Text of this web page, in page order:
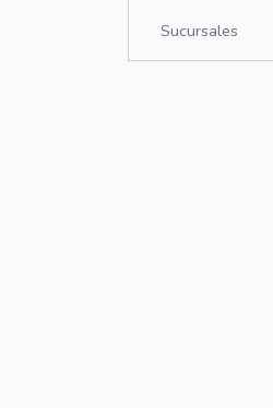
Sucursales